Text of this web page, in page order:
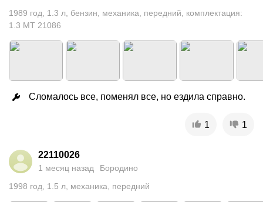
1989 год 1.3 л бензин механика передний
комплектация:
1.3 MT 21086
Сломалось все, поменял все, но ездила справно.
1 1
22110026
1 месяц назад
Бородино
1998 год 1.5 л механика передний